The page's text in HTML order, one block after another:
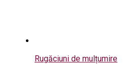
Rugăciuni de mulțumire